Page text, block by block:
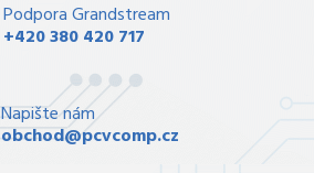
Podpora Grandstream
+420 380 420 717
Napište nám
obchod@pcvcomp.cz